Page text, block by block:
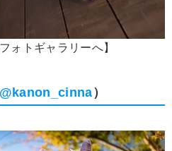
ォトギャラリーへ】
@kanon_cinna）